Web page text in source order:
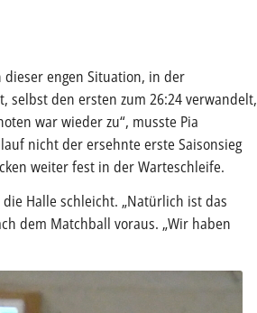
engen Situation, in der
selbst den ersten zum 26:24 verwandelt,
war wieder zu“, musste Pia
nicht der ersehnte erste Saisonsieg
weiter fest in der Warteschleife.
Halle schleicht. „Natürlich ist das
dem Matchball voraus. „Wir haben